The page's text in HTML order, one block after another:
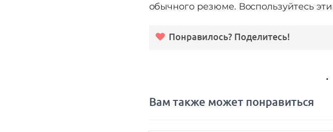
обычного резюме. Воспользуйтесь
Понравилось? Поделитесь!
Вам также может понравиться